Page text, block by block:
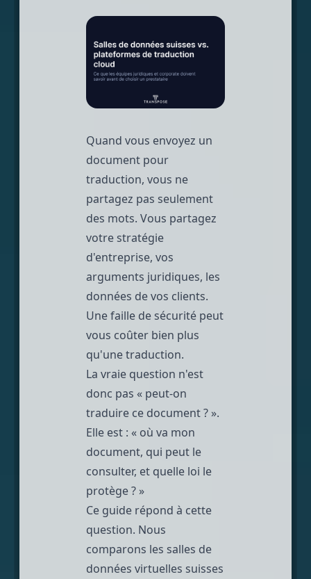
Quand vous envoyez un
document pour
traduction, vous ne
partagez pas seulement
des mots. Vous partagez
votre stratégie
d'entreprise, vos
arguments juridiques, les
données de vos clients.
Une faille de sécurité peut
vous coûter bien plus
qu'une traduction.
La vraie question n'est
donc pas « peut-on
traduire ce document ? ».
Elle est : « où va mon
document, qui peut le
consulter, et quelle loi le
protège ? »
Ce guide répond à cette
question. Nous
comparons les salles de
données virtuelles suisses